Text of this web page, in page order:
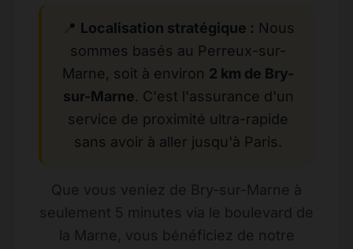
📍 Localisation stratégique : Nous
sommes basés au Perreux-sur-
Marne, soit à environ 2 km de Bry-
sur-Marne. C'est l'assurance d'un
service de proximité ultra-rapide
sans avoir à aller jusqu'à Paris.
Que vous veniez de Bry-sur-Marne à
seulement 5 minutes via le boulevard de
la Marne, vous bénéficiez de notre